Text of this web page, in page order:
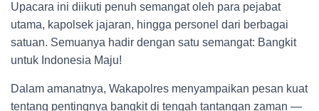
Upacara ini diikuti penuh semangat oleh para pejabat
utama, kapolsek jajaran, hingga personel dari berbagai
satuan. Semuanya hadir dengan satu semangat: Bangkit
untuk Indonesia Maju!
Dalam amanatnya, Wakapolres menyampaikan pesan kuat
tentang pentingnya bangkit di tengah tantangan zaman —